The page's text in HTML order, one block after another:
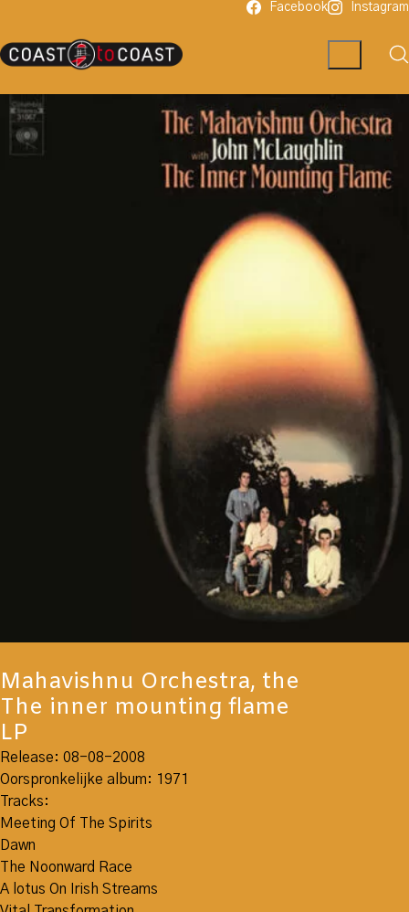
Facebook Instagram
Mahavishnu Orchestra, the
The inner mounting flame
LP
Release: 08-08-2008
Oorspronkelijke album: 1971
Tracks:
Meeting Of The Spirits
Dawn
The Noonward Race
A lotus On Irish Streams